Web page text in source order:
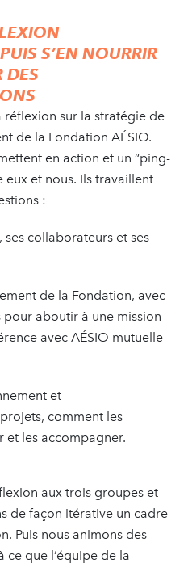
S’EN NOURRIR
DES
sur la stratégie de
de la Fondation AÉSIO.
en action et un “ping-
eux et nous. Ils travaillent
:
ses collaborateurs et ses
de la Fondation, avec
pour aboutir à une mission
avec AÉSIO mutuelle
et
comment les
et les accompagner.
aux trois groupes et
de façon itérative un cadre
Puis nous animons des
ce que l’équipe de la